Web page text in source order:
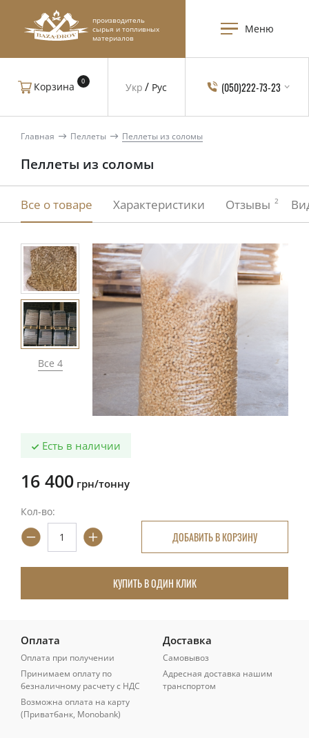
производитель
сырья и топливных
материалов
Меню
Укр Рус
Корзина 0 (050)222-73-23
Главная Пеллеты Пеллеты из соломы
Пеллеты из соломы
Все о товаре Характеристики Отзывы 2
Все 4
Есть в наличии
16 400 грн/тонну
Кол-во:
ДОБАВИТЬ В КОРЗИНУ
КУПИТЬ В ОДИН КЛИК
Оплата
Оплата при получении
Принимаем оплату по
безналичному расчету с НДС
Возможна оплата на карту
(Приватбанк, Monobank)
Доставка
Самовывоз
Адресная доставка нашим
транспортом